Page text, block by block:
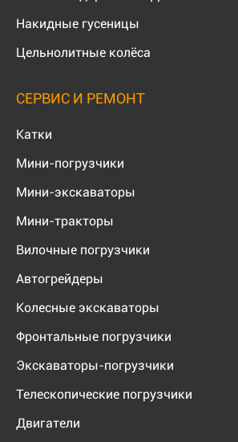
Накидные гусеницы
Цельнолитные колёса
СЕРВИС И РЕМОНТ
Катки
Мини-погрузчики
Мини-экскаваторы
Мини-тракторы
Вилочные погрузчики
Автогрейдеры
Колесные экскаваторы
Фронтальные погрузчики
Экскаваторы-погрузчики
Телескопические погрузчики
Двигатели